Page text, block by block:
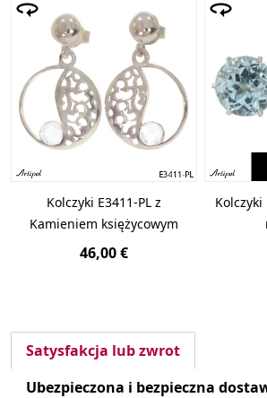
Kolczyki E3411-PL z
Kamieniem księżycowym
46,00 €
Kolczyki
Satysfakcja lub zwrot
Ubezpieczona i bezpieczna